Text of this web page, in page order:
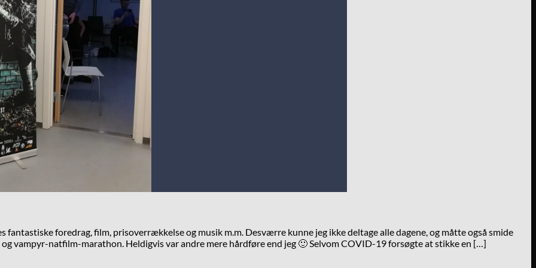
fantastiske foredrag, film, prisoverrækkelse og musik m.m. Desværre kunne jeg ikke deltage alle dagene, og måtte også smide
vampyr-natfilm-marathon. Heldigvis var andre mere hårdføre end jeg 🙂 Selvom COVID-19 forsøgte at stikke en […]